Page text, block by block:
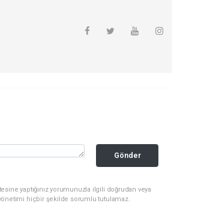
Gönder
yaptığınız yorumunuzla ilgili doğrudan veya
hiçbir şekilde sorumlu tutulamaz.